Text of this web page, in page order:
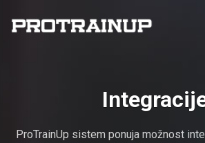
ProTrainUp sistem ponuja možnost